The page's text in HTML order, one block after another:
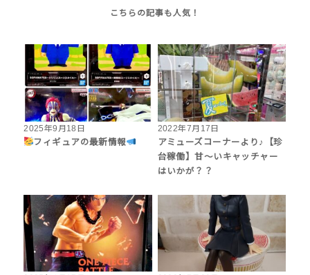
2025年9月18日
フィギュアの最新情報
2022年7月17日
アミューズコーナーより♪【珍
台稼働】甘〜いキャッチャー
はいかが？？